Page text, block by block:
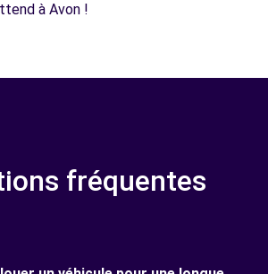
à Avon !
fréquentes